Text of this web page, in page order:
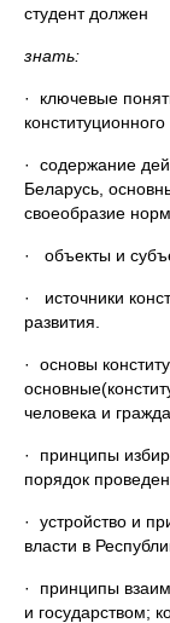
студент должен
знать:
· ключевые
конституционного
· содержание
Беларусь,
своеобразие норм.
· объекты и
· источники
развития.
· основы
человека и
· принципы
порядок
· устройство и
власти в
· принципы
и государством;